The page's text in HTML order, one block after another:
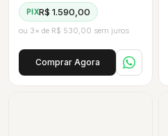
PIXR$ 1.590,00
ou 3× de R$ 530,00 sem juros
Comprar Agora